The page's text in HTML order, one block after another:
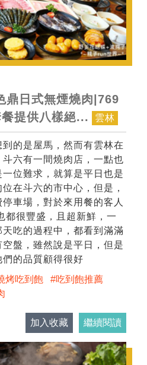
鼎日式無煙燒肉|769
提供八樣絕...
雲林
的是屋馬，然而有雲林在
六有一間燒肉店，一點也
位難求，就算是平日也是
在斗六的市中心，但是，
車場，對於來用餐的客人
都很豐盛，且超新鮮，一
吃的過程中，都看到滿滿
盤，雖然說是平日，但是
的品質顧得很好
烤吃到飽
吃到飽推薦
加入收藏 繼續閱讀